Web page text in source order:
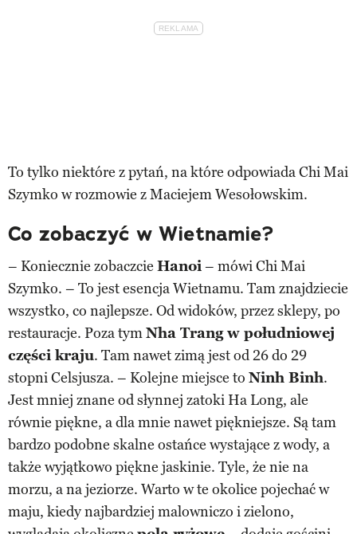
To tylko niektóre z pytań, na które odpowiada Chi Mai
Szymko w rozmowie z Maciejem Wesołowskim.
Co zobaczyć w Wietnamie?
– Koniecznie zobaczcie Hanoi– mówi Chi Mai
Szymko. – To jest esencja Wietnamu. Tam znajdziecie
wszystko, co najlepsze. Od widoków, przez sklepy, po
restauracje. Poza tymNha Trang w południowej
części kraju. Tam nawet zimą jest od 26 do 29
stopni Celsjusza. – Kolejne miejsce to Ninh Binh.
Jest mniej znane od słynnej zatoki Ha Long, ale
równie piękne, a dla mnie nawet piękniejsze. Są tam
bardzo podobne skalne ostańce wystające z wody, a
także wyjątkowo piękne jaskinie. Tyle, że nie na
morzu, a na jeziorze. Warto w te okolice pojechać w
maju, kiedy najbardziej malowniczo i zielono,